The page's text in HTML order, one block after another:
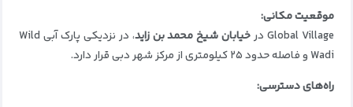
موقعیت مکانی:
Global Village در
خیابان شیخ محمد بن زاید
، در نزدیکی پارک آبی Wild
Wadi و فاصله حدود ۲۵ کیلومتری از مرکز شهر دبی قرار دارد.
راه‌های دسترسی: